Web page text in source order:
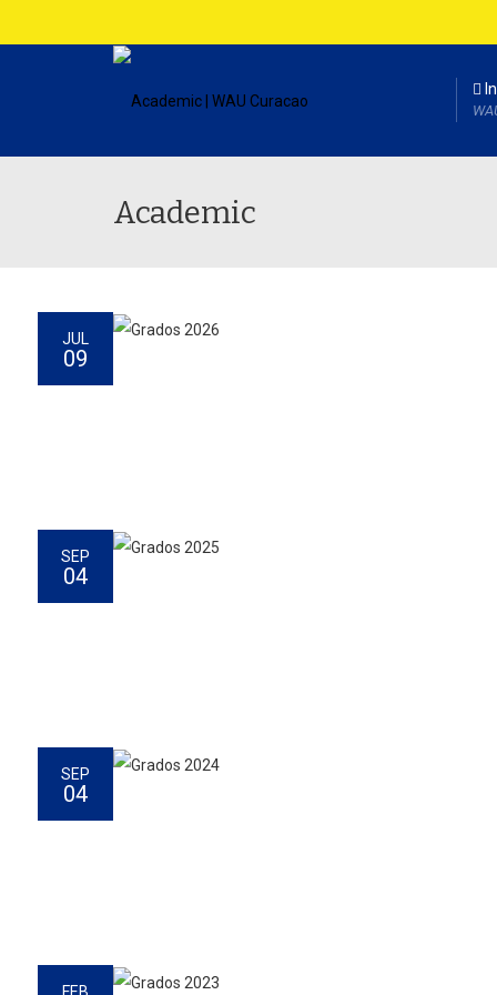
Academic
JUL
09
SEP
04
SEP
04